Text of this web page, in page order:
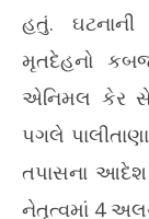
હતું.
મૃતદેહનો
એનિમલ કેર
પગલે
તપાસના આદેશ
નેતૃત્વમાં 4